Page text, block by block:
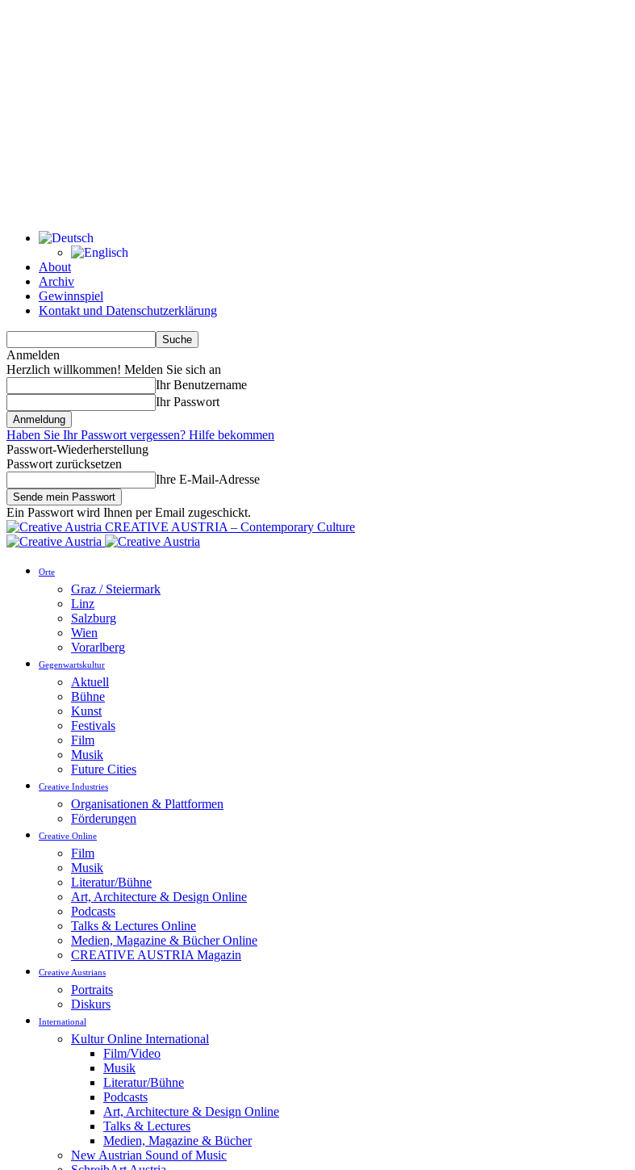
About
Archiv
Gewinnspiel
Kontakt und Datenschutzerklärung
Anmelden
Herzlich willkommen! Melden Sie sich an
Ihr Benutzername
Ihr Passwort
Haben Sie Ihr Passwort vergessen? Hilfe bekommen
Passwort-Wiederherstellung
Passwort zurücksetzen
Ihre E-Mail-Adresse
Ein Passwort wird Ihnen per Email zugeschickt.
CREATIVE AUSTRIA – Contemporary Culture
Orte
Graz / Steiermark
Linz
Salzburg
Wien
Vorarlberg
Gegenwartskultur
Aktuell
Bühne
Kunst
Festivals
Film
Musik
Future Cities
Creative Industries
Organisationen & Plattformen
Förderungen
Creative Online
Film
Musik
Literatur/Bühne
Art, Architecture & Design Online
Podcasts
Talks & Lectures Online
Medien, Magazine & Bücher Online
CREATIVE AUSTRIA Magazin
Creative Austrians
Portraits
Diskurs
International
Kultur Online International
Film/Video
Musik
Literatur/Bühne
Podcasts
Art, Architecture & Design Online
Talks & Lectures
Medien, Magazine & Bücher
New Austrian Sound of Music